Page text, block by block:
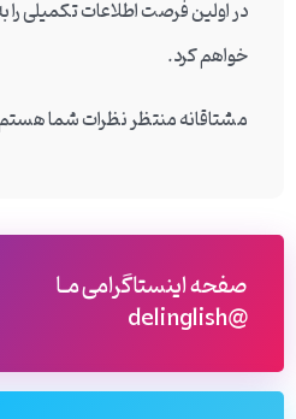
در اولین فرصت اطلاعات تکمیلی
خواهم کرد.
مشتاقانه منتظر نظرات شما
صفحه اینستاگرامی مـا
@delinglish